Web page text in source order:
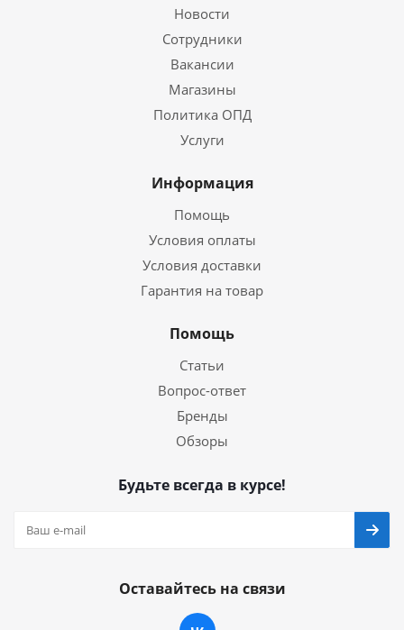
Новости
Сотрудники
Вакансии
Магазины
Политика ОПД
Услуги
Информация
Помощь
Условия оплаты
Условия доставки
Гарантия на товар
Помощь
Статьи
Вопрос-ответ
Бренды
Обзоры
Будьте всегда в курсе!
Оставайтесь на связи